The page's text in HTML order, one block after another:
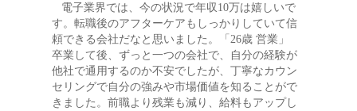
電子業界では、今の状況で年収10万は嬉しいで
す。転職後のアフターケアもしっかりしていて信
頼できる会社だなと思いました。「26歳 営業」
卒業して後、ずっと一つの会社で、自分の経験が
他社で通用するのか不安でしたが、丁寧なカウン
セリングで自分の強みや市場価値を知ることがで
きました。前職より残業も減り、給料もアップし